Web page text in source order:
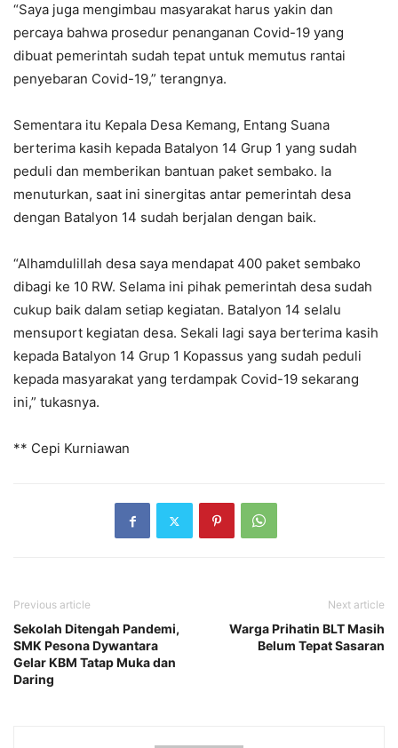
“Saya juga mengimbau masyarakat harus yakin dan
percaya bahwa prosedur penanganan Covid-19 yang
dibuat pemerintah sudah tepat untuk memutus rantai
penyebaran Covid-19,” terangnya.
Sementara itu Kepala Desa Kemang, Entang Suana
berterima kasih kepada Batalyon 14 Grup 1 yang sudah
peduli dan memberikan bantuan paket sembako. Ia
menuturkan, saat ini sinergitas antar pemerintah desa
dengan Batalyon 14 sudah berjalan dengan baik.
“Alhamdulillah desa saya mendapat 400 paket sembako
dibagi ke 10 RW. Selama ini pihak pemerintah desa sudah
cukup baik dalam setiap kegiatan. Batalyon 14 selalu
mensuport kegiatan desa. Sekali lagi saya berterima kasih
kepada Batalyon 14 Grup 1 Kopassus yang sudah peduli
kepada masyarakat yang terdampak Covid-19 sekarang
ini,” tukasnya.
** Cepi Kurniawan
Previous article
Sekolah Ditengah Pandemi,
SMK Pesona Dywantara
Gelar KBM Tatap Muka dan
Daring
Next article
Warga Prihatin BLT Masih
Belum Tepat Sasaran